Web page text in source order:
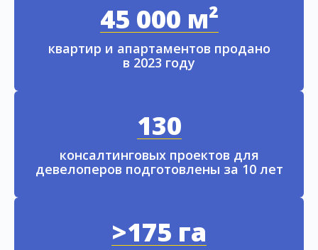
45 000 м²
квартир и апартаментов продано
в 2023 году
130
консалтинговых проектов для
девелоперов подготовлены за 10 лет
>175 га